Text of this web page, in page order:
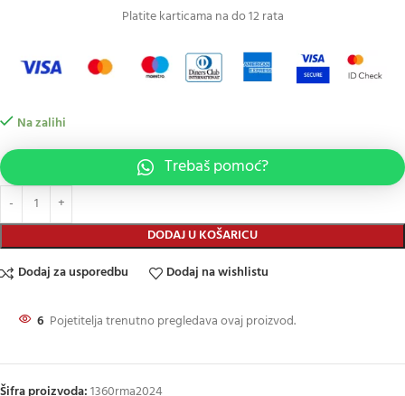
Platite karticama na do 12 rata
Na zalihi
DODAJ U KOŠARICU
Trebaš pomoć?
Dodaj za usporedbu Dodaj na wishlistu
6 Pojetitelja trenutno pregledava ovaj proizvod.
Šifra proizvoda:1360rma2024